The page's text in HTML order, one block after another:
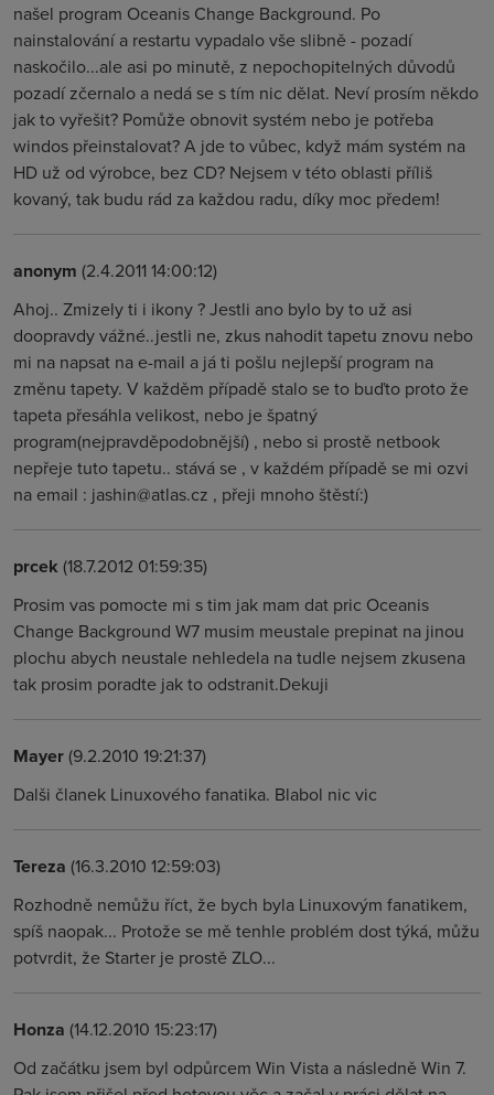
našel program Oceanis Change Background. Po
nainstalování a restartu vypadalo vše slibně - pozadí
naskočilo...ale asi po minutě, z nepochopitelných důvodů
pozadí zčernalo a nedá se s tím nic dělat. Neví prosím někdo
jak to vyřešit? Pomůže obnovit systém nebo je potřeba
windos přeinstalovat? A jde to vůbec, když mám systém na
HD už od výrobce, bez CD? Nejsem v této oblasti příliš
kovaný, tak budu rád za každou radu, díky moc předem!
anonym (2.4.2011 14:00:12)
Ahoj.. Zmizely ti i ikony ? Jestli ano bylo by to už asi
doopravdy vážné..jestli ne, zkus nahodit tapetu znovu nebo
mi na napsat na e-mail a já ti pošlu nejlepší program na
změnu tapety. V každěm případě stalo se to buďto proto že
tapeta přesáhla velikost, nebo je špatný
program(nejpravděpodobnější) , nebo si prostě netbook
nepřeje tuto tapetu.. stává se , v každém případě se mi ozvi
na email : jashin@atlas.cz , přeji mnoho štěstí:)
prcek (18.7.2012 01:59:35)
Prosim vas pomocte mi s tim jak mam dat pric Oceanis
Change Background W7 musim meustale prepinat na jinou
plochu abych neustale nehledela na tudle nejsem zkusena
tak prosim poradte jak to odstranit.Dekuji
Mayer(9.2.2010 19:21:37)
Dalši članek Linuxového fanatika. Blabol nic vic
Tereza (16.3.2010 12:59:03)
Rozhodně nemůžu říct, že bych byla Linuxovým fanatikem,
spíš naopak... Protože se mě tenhle problém dost týká, můžu
potvrdit, že Starter je prostě ZLO...
Honza (14.12.2010 15:23:17)
Od začátku jsem byl odpůrcem Win Vista a následně Win 7.